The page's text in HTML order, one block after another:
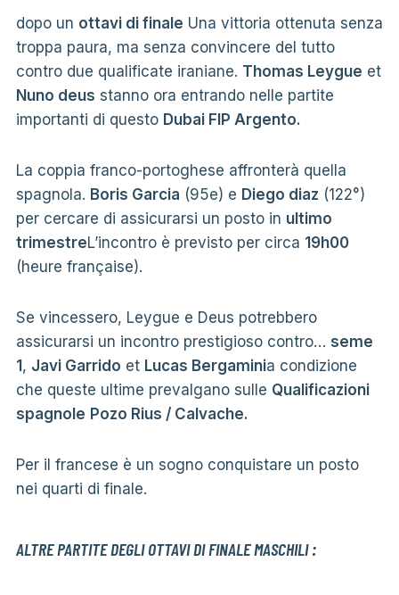
dopo un ottavi di finale Una vittoria ottenuta senza
troppa paura, ma senza convincere del tutto
contro due qualificate iraniane. Thomas Leygue et
Nuno deus stanno ora entrando nelle partite
importanti di questo Dubai FIP Argento.
La coppia franco-portoghese affronterà quella
spagnola. Boris Garcia (95e) e Diego diaz (122°)
per cercare di assicurarsi un posto in ultimo
trimestreL’incontro è previsto per circa 19h00
(heure française).
Se vincessero, Leygue e Deus potrebbero
assicurarsi un incontro prestigioso contro… seme
1, Javi Garrido et Lucas Bergaminia condizione
che queste ultime prevalgano sulle Qualificazioni
spagnole Pozo Rius / Calvache.
Per il francese è un sogno conquistare un posto
nei quarti di finale.
ALTRE PARTITE DEGLI OTTAVI DI FINALE MASCHILI: